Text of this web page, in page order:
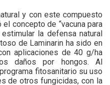
y con este compuesto
concepto de “vacuna para
la defensa natural
de Laminarin ha sido en
aplicaciones de 40 g/ha
daños por hongos. Al
fitosanitario su uso
de otros fungicidas, con la